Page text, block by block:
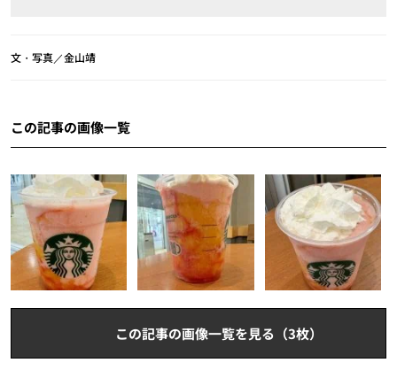
文・写真／金山靖
この記事の画像一覧
この記事の画像一覧を見る（3枚）